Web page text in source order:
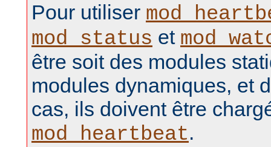
Pour utiliser
mod_status et
être soit des modules
modules dynamiques, et
cas, ils doivent être
mod_heartbeat.